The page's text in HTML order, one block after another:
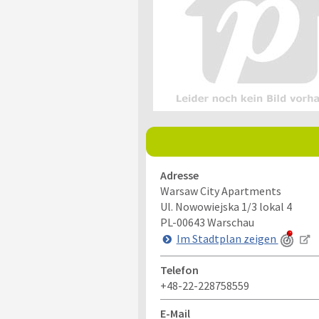
Adresse
Warsaw City Apartments
Ul. Nowowiejska 1/3 lokal 4
PL-00643 Warschau
Im Stadtplan zeigen
Telefon
+48-22-228758559
E-Mail